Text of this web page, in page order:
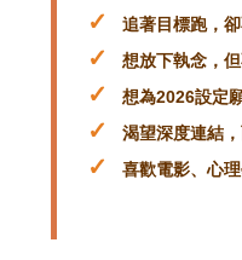
✓追著目標跑，
✓想放下執念，
✓想為2026設定
✓渴望深度連結
✓喜歡電影、心